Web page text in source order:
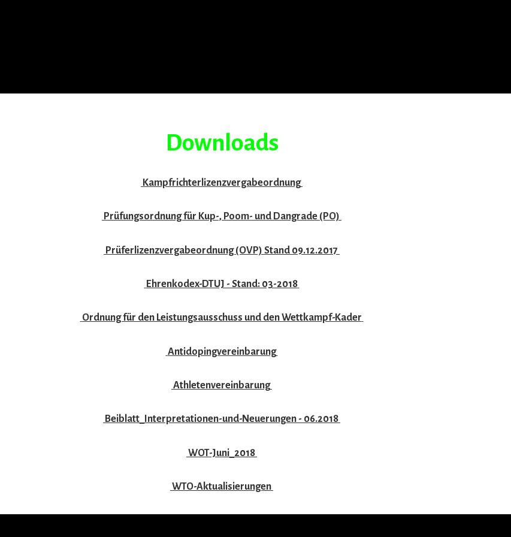
Downloads
Kampfrichterlizenzvergabeordnung
Prüfungsordnung für Kup-, Poom- und Dangrade (PO)
Prüferlizenzvergabeordnung (OVP) Stand 09.12.2017
Ehrenkodex-DTUJ - Stand: 03-2018
Ordnung für den Leistungsausschuss und den Wettkampf-Kader
Antidopingvereinbarung
Athletenvereinbarung
Beiblatt_Interpretationen-und-Neuerungen - 06.2018
WOT-Juni_2018
WTO-Aktualisierungen